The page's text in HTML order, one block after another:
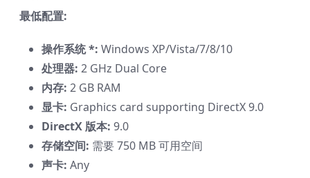
最低配置:
操作系统 *: Windows XP/Vista/7/8/10
处理器: 2 GHz Dual Core
内存: 2 GB RAM
显卡: Graphics card supporting DirectX 9.0
DirectX 版本: 9.0
存储空间: 需要 750 MB 可用空间
声卡: Any